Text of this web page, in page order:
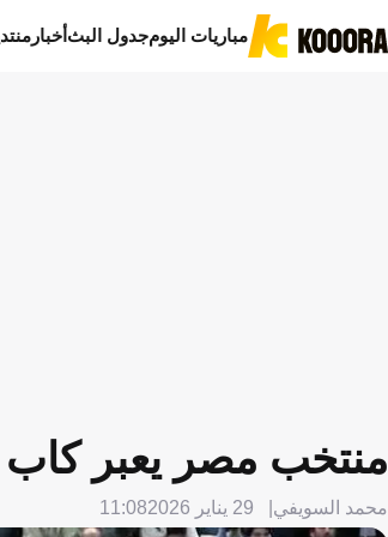
مباريات اليومجدول البثأخبار
منتخب مصر يعبر كاب
محمد السويفي 29 يناير 2026 11:08